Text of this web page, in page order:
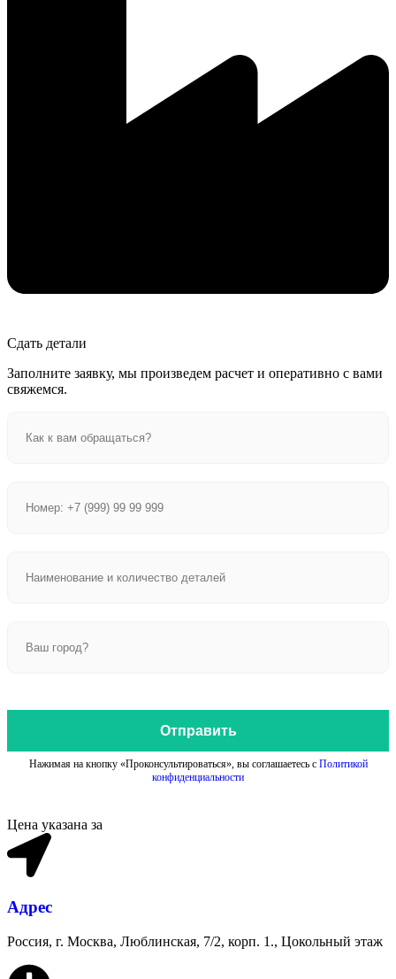
Сдать детали
Заполните заявку, мы произведем расчет и оперативно с вами
свяжемся.
Отправить
Нажимая на кнопку «Проконсультироваться», вы соглашаетесь с Политикой
конфиденциальности
Цена указана за
Адрес
Россия, г. Москва, Люблинская, 7/2, корп. 1., Цокольный этаж